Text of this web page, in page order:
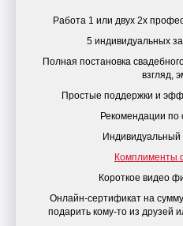
Работа 1 или двух 2х
5 индивидуальных
Полная постановка
взгляд,
Простые поддержки и
Рекомендации по
Индивидуальный
Комплименты
Короткое видео
Онлайн-сертификат на
подарить кому-то из друзей